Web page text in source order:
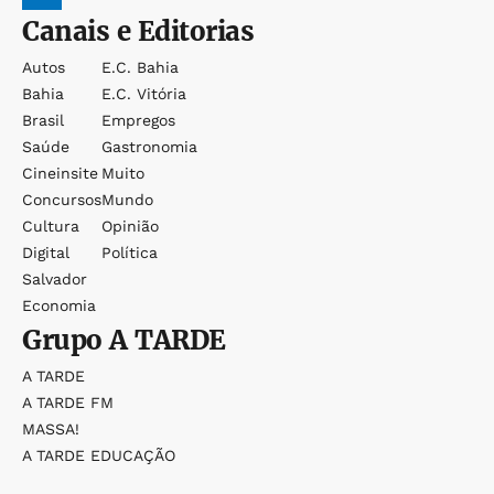
Canais e Editorias
Autos
Bahia
Brasil
Saúde
Cineinsite
Concursos
Cultura
Digital
Salvador
Economia
E.c. Bahia
E.c. Vitória
Empregos
Gastronomia
Muito
Mundo
Opinião
Política
GrupoA TARDE
A TARDE
A TARDE FM
MASSA!
A TARDE EDUCAÇÃO